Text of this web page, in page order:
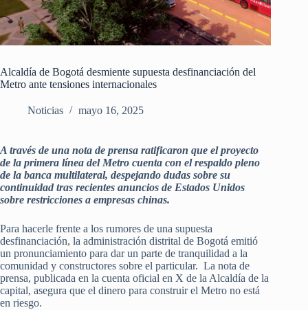
Alcaldía de Bogotá desmiente supuesta desfinanciación del
Metro ante tensiones internacionales
Noticias mayo 16, 2025
A través de una nota de prensa ratificaron que el proyecto
de la primera línea del Metro cuenta con el respaldo pleno
de la banca multilateral, despejando dudas sobre su
continuidad tras recientes anuncios de Estados Unidos
sobre restricciones a empresas chinas.
Para hacerle frente a los rumores de una supuesta
desfinanciación, la administración distrital de Bogotá emitió
un pronunciamiento para dar un parte de tranquilidad a la
comunidad y constructores sobre el particular. La nota de
prensa, publicada en la cuenta oficial en X de la Alcaldía de la
capital, asegura que el dinero para construir el Metro no está
en riesgo.